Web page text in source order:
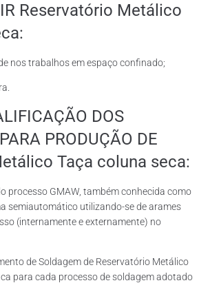
Reservatório Metálico
nos trabalhos em espaço confinado;
DOS
PRODUÇÃO DE
Taça coluna seca:
processo GMAW, também conhecida como
semiautomático utilizando-se de arames
(internamente e externamente) no
de Soldagem de Reservatório Metálico
para cada processo de soldagem adotado